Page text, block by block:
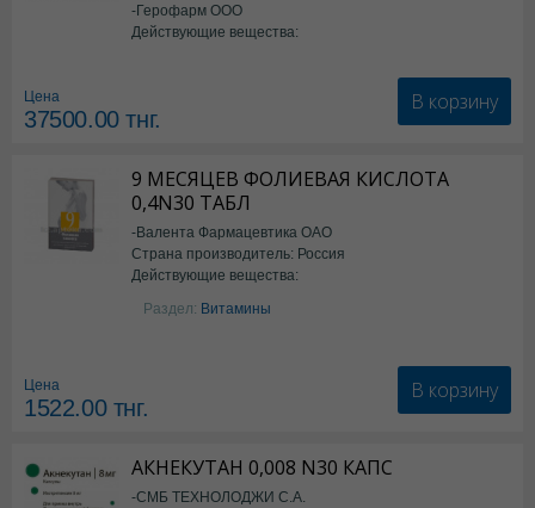
-Герофарм ООО
Действующие вещества:
Цена
37500.00тнг.
В корзину
9 МЕСЯЦЕВ ФОЛИЕВАЯ КИСЛОТА
0,4N30 ТАБЛ
-Валента Фармацевтика ОАО
Страна производитель: Россия
Действующие вещества:
фолиевая кислота
Раздел: Витамины
Цена
1522.00тнг.
В корзину
АКНЕКУТАН 0,008 N30 КАПС
-СМБ ТЕХНОЛОДЖИ С.А.